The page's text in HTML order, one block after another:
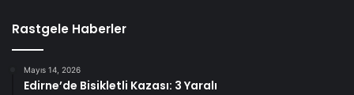
Rastgele Haberler
Mayıs 14, 2026
Edirne’de Bisikletli Kazası: 3 Yaralı